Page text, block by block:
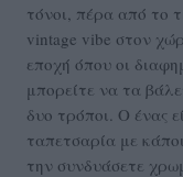
τόνοι, πέρα από το
vintage vibe στον
εποχή όπου οι
μπορείτε να τα
δυο τρόποι. Ο ένας
ταπετσαρία με
την συνδυάσετε